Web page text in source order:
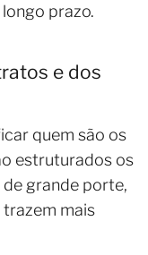
prazo.
e dos
quem são os
estruturados os
grande porte,
mais